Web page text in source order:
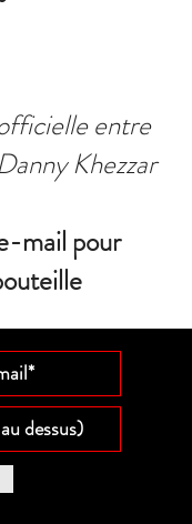
entre
Khezzar
mail pour